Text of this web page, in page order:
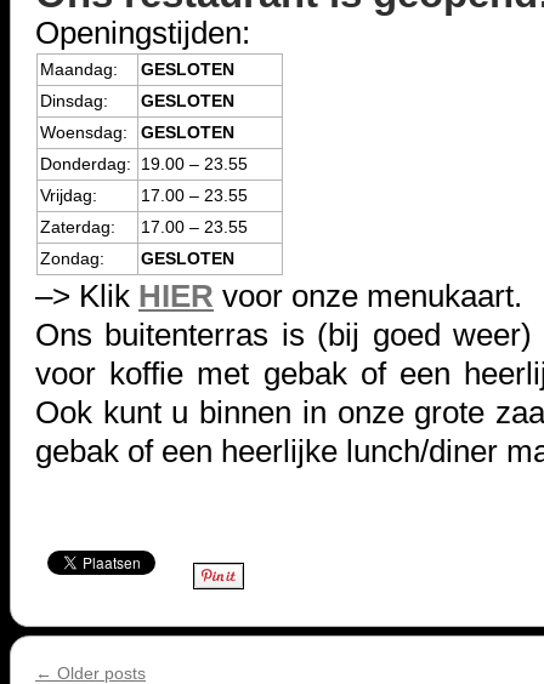
Openingstijden:
Maandag:
GESLOTEN
Dinsdag:
GESLOTEN
Woensdag:
GESLOTEN
Donderdag:
19.00 – 23.55
Vrijdag:
17.00 – 23.55
Zaterdag:
17.00 – 23.55
Zondag:
GESLOTEN
–> Klik HIER voor onze menukaart.
Ons buitenterras is (bij goed
voor koffie met gebak of een
Ook kunt u binnen in onze grote
gebak of een heerlijke lunch/diner
← Older posts